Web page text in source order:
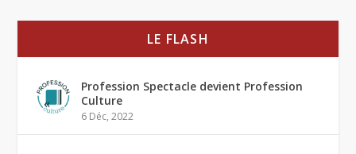
LE FLASH
Profession Spectacle devient Profession
Culture
6 Déc, 2022